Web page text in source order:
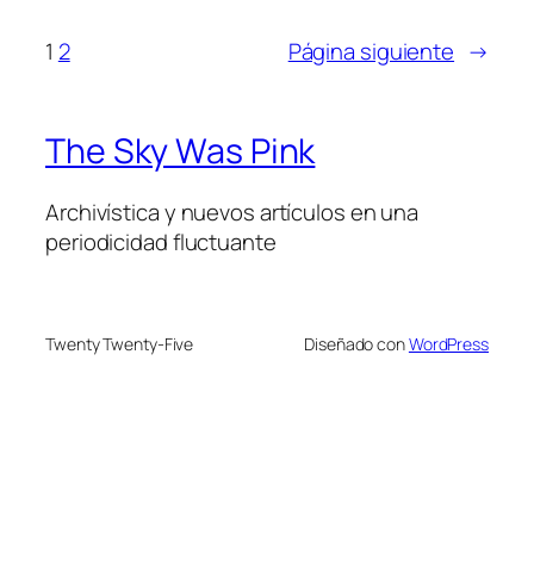
1 2 Página siguiente →
The Sky Was Pink
Archivística y nuevos artículos en una
periodicidad fluctuante
Twenty Twenty-Five Diseñado conWordPress